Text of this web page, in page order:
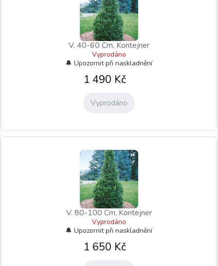
V. 40-60 Cm, Kontejner
Vyprodáno
1 490 Kč
Vyprodáno
V. 80-100 Cm, Kontejner
Vyprodáno
1 650 Kč